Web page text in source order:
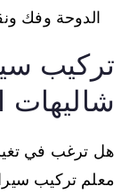
الدوحة وفك
تركيب
شاليهات
هل ترغب في
معلم تركيب